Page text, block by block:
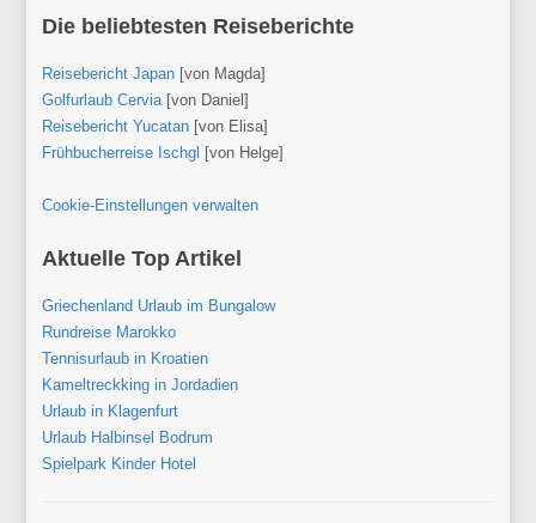
Die beliebtesten Reiseberichte
Reisebericht Japan[von Magda]
Golfurlaub Cervia[von Daniel]
Reisebericht Yucatan[von Elisa]
Frühbucherreise Ischgl [von Helge]
Cookie-Einstellungen verwalten
Aktuelle Top Artikel
Griechenland Urlaub im Bungalow
Rundreise Marokko
Tennisurlaub in Kroatien
Kameltreckking in Jordadien
Urlaub in Klagenfurt
Urlaub Halbinsel Bodrum
Spielpark Kinder Hotel